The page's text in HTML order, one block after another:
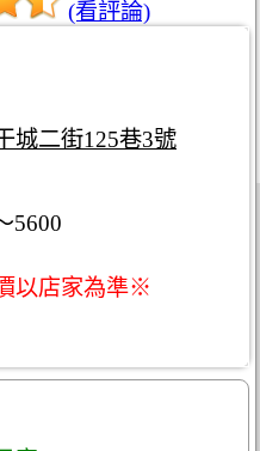
(看評論)
城二街125巷3號
5600
以店家為準※